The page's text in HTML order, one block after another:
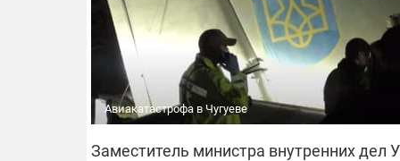
Авиакатастрофа в Чугуеве
Заместитель министра внутренних дел